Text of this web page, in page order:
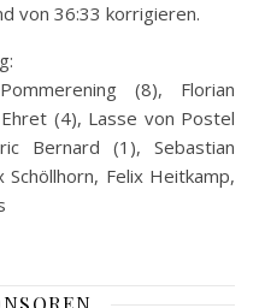
von 36:33 korrigieren.
(8), Florian
(4), Lasse von Postel
Bernard (1), Sebastian
Felix Heitkamp,